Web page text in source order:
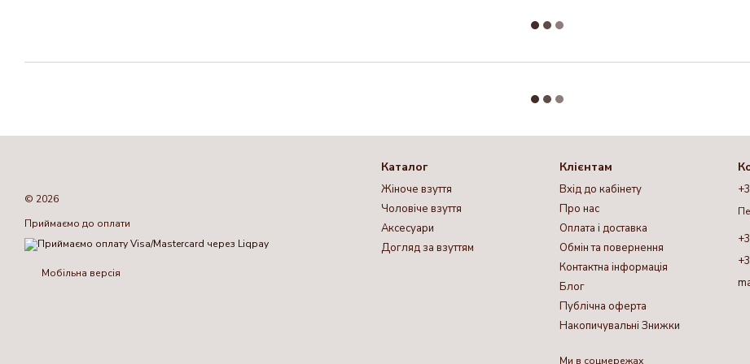
© 2026
Приймаємо до оплати
Мобільна версія
Каталог
Жіноче взуття
Чоловіче взуття
Аксесуари
Догляд за взуттям
Клієнтам
Вхід до кабінету
Про нас
Оплата і доставка
Обмін та повернення
Контактна інформація
Блог
Публічна оферта
Накопичувальні Знижки
Ми в соцмережах